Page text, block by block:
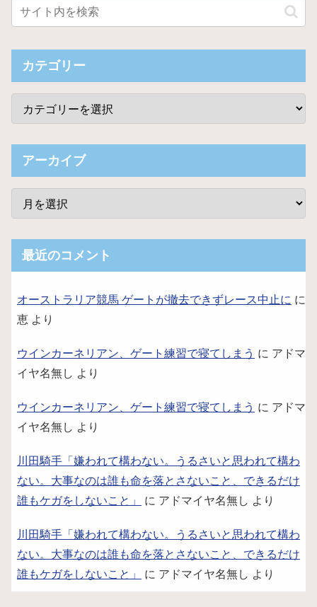
カテゴリー
アーカイブ
最近のコメント
オーストラリア競馬 ゲートが撤去できずレース中止に に
恵 より
ウインカーネリアン、ゲート練習で寝てしまう に アドマ
イヤ名無し より
ウインカーネリアン、ゲート練習で寝てしまう に アドマ
イヤ名無し より
川田騎手「嫌われて構わない。うるさいと思われて構わ
ない。大事なのは誰も命を落とさないこと、できるだけ
誰もケガをしないこと」
に アドマイヤ名無し より
川田騎手「嫌われて構わない。うるさいと思われて構わ
ない。大事なのは誰も命を落とさないこと、できるだけ
誰もケガをしないこと」
に アドマイヤ名無し より